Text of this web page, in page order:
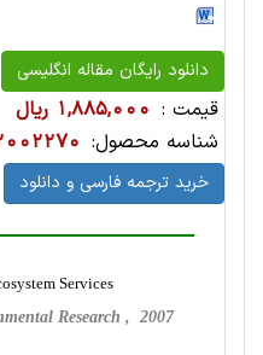
دانلود رایگان مقاله انگلیسی
قیمت : 1,885,000 ریال
شناسه محصول:
خرید ترجمه فارسی و دانلود
Services
Research , 2007